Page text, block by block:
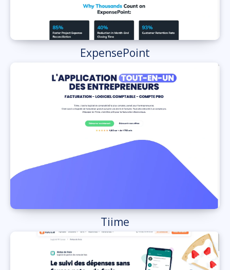
ExpensePoint
Tiime